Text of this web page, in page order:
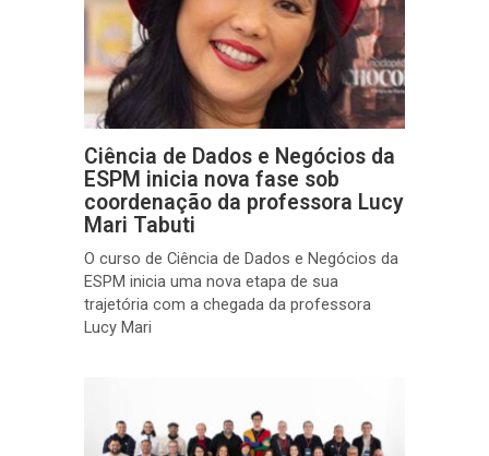
Ciência de Dados e Negócios da
ESPM inicia nova fase sob
coordenação da professora Lucy
Mari Tabuti
O curso de Ciência de Dados e Negócios da
ESPM inicia uma nova etapa de sua
trajetória com a chegada da professora
Lucy Mari